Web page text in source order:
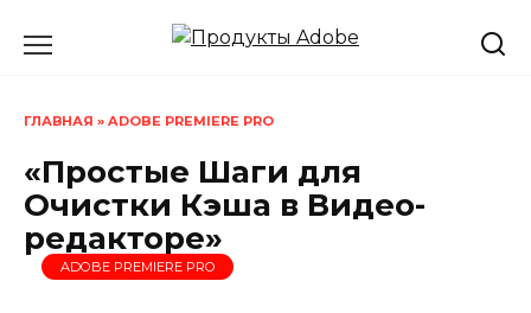
ГЛАВНАЯ » ADOBE PREMIERE PRO
«Простые Шаги для
Очистки Кэша в Видео-
редакторе»
ADOBE PREMIERE PRO